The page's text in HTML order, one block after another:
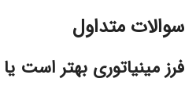
سوالات متداول
فرز مینیاتوری بهتر است